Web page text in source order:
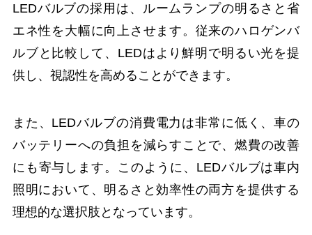
LEDバルブの採用は、ルームランプの明るさと省
エネ性を大幅に向上させます。従来のハロゲンバ
ルブと比較して、LEDはより鮮明で明るい光を提
供し、視認性を高めることができます。
また、LEDバルブの消費電力は非常に低く、車の
バッテリーへの負担を減らすことで、燃費の改善
にも寄与します。このように、LEDバルブは車内
照明において、明るさと効率性の両方を提供する
理想的な選択肢となっています。